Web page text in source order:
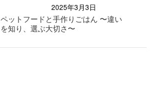
2025年3月3日
ペットフードと手作りごはん 〜違い
を知り、選ぶ大切さ〜